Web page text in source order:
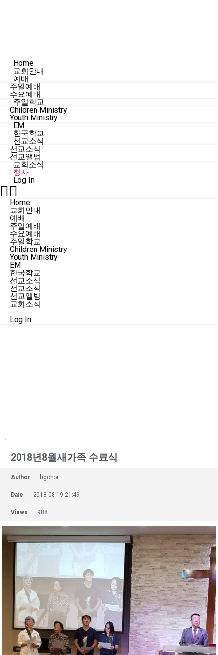
Home
교회안내
예배
주일예배
수요예배
주일학교
Children Ministry
Youth Ministry
EM
한국학교
선교소식
선교소식
선교앨범
교회소식
행사
Log In
Home
교회안내
예배
주일예배
수요예배
주일학교
Children Ministry
Youth Ministry
EM
한국학교
선교소식
선교소식
선교앨범
교회소식
Log In
.
2018년8월새가족 수료식
Author hgchoi
Date 2018-08-19 21:49
Views 988